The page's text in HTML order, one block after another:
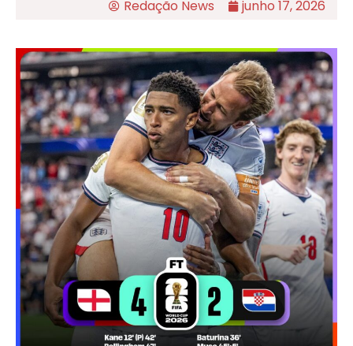
Redação News junho 17, 2026